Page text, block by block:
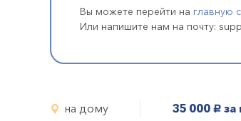
Вы можете перейти на главную
Или напишите нам на почту:
на дому 35 000 руб. за